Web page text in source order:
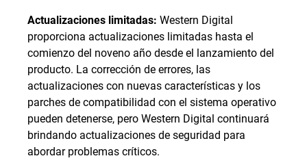
Actualizaciones limitadas: Western Digital
proporciona actualizaciones limitadas hasta el
comienzo del noveno año desde el lanzamiento del
producto. La corrección de errores, las
actualizaciones con nuevas características y los
parches de compatibilidad con el sistema operativo
pueden detenerse, pero Western Digital continuará
brindando actualizaciones de seguridad para
abordar problemas críticos.